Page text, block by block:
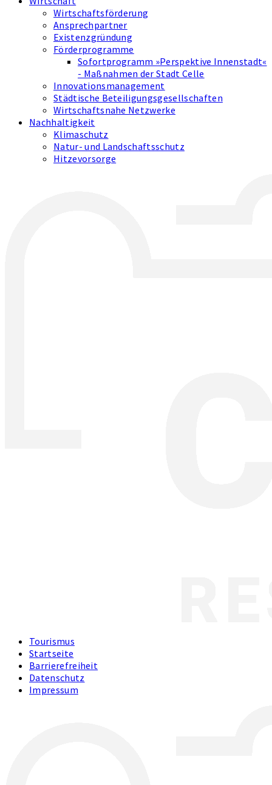
Wirtschaftsförderung
Ansprechpartner
Existenzgründung
Förderprogramme
Sofortprogramm »Perspektive Innenstadt«
- Maßnahmen der Stadt Celle
Innovations­management
Städtische Beteiligungsgesellschaften
Wirtschaftsnahe Netzwerke
Nachhaltigkeit
Klimaschutz
Natur- und Landschaftsschutz
Hitzevorsorge
Tourismus
Startseite
Barrierefreiheit
Datenschutz
Impressum